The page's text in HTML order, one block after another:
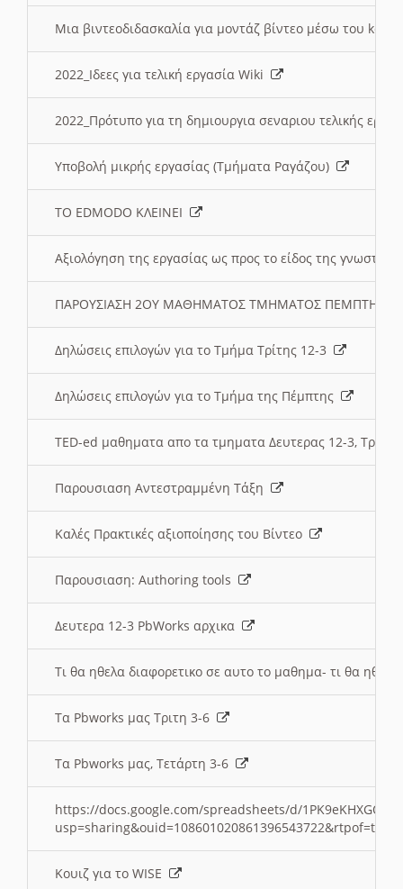
Μια βιντεοδιδασκαλία για μοντάζ βίντεο μέσω του
2022_Ιδεες για τελική εργασία Wiki
2022_Πρότυπο για τη δημιουργια σεναριου τελικής
Υποβολή μικρής εργασίας (Τμήματα Ραγάζου)
ΤΟ EDMODO ΚΛΕΙΝΕΙ
Αξιολόγηση της εργασίας ως προς το είδος της
ΠΑΡΟΥΣΙΑΣΗ 2ΟΥ ΜΑΘΗΜΑΤΟΣ ΤΜΗΜΑΤΟΣ
Δηλώσεις επιλογών για το Τμήμα Τρίτης 12-3
Δηλώσεις επιλογών για το Τμήμα της Πέμπτης
TED-ed μαθηματα απο τα τμηματα Δευτερας 12-3,
Παρουσιαση Αντεστραμμένη Τάξη
Καλές Πρακτικές αξιοποίησης του Βίντεο
Παρουσιαση: Authoring tools
Δευτερα 12-3 PbWorks αρχικα
Τι θα ηθελα διαφορετικο σε αυτο το μαθημα- τι θα
Τα Pbworks μας Τριτη 3-6
Τα Pbworks μας, Τετάρτη 3-6
https://docs.google.com/spreadsheets/d/
Κουιζ για το WISE